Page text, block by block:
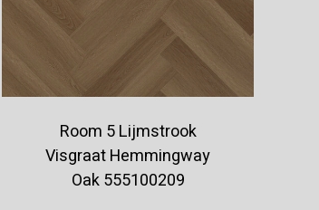
Room 5 Lijmstrook
Visgraat Hemmingway
Oak 555100209